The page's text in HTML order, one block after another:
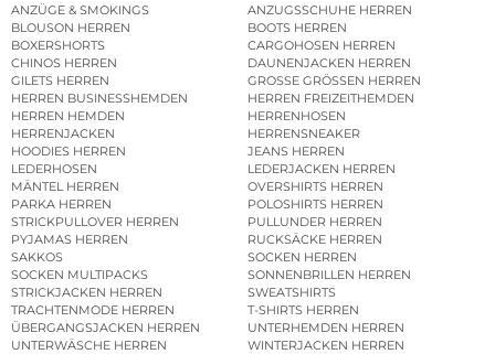
ANZÜGE & SMOKINGS
ANZUGSSCHUHE HERREN
BLOUSON HERREN
BOOTS HERREN
BOXERSHORTS
CARGOHOSEN HERREN
CHINOS HERREN
DAUNENJACKEN HERREN
GILETS HERREN
GROSSE GRÖSSEN HERREN
HERREN BUSINESSHEMDEN
HERREN FREIZEITHEMDEN
HERREN HEMDEN
HERRENHOSEN
HERRENJACKEN
HERRENSNEAKER
HOODIES HERREN
JEANS HERREN
LEDERHOSEN
LEDERJACKEN HERREN
MÄNTEL HERREN
OVERSHIRTS HERREN
PARKA HERREN
POLOSHIRTS HERREN
STRICKPULLOVER HERREN
PULLUNDER HERREN
PYJAMAS HERREN
RUCKSÄCKE HERREN
SAKKOS
SOCKEN HERREN
SOCKEN MULTIPACKS
SONNENBRILLEN HERREN
STRICKJACKEN HERREN
SWEATSHIRTS
TRACHTENMODE HERREN
T-SHIRTS HERREN
ÜBERGANGSJACKEN HERREN
UNTERHEMDEN HERREN
UNTERWÄSCHE HERREN
WINTERJACKEN HERREN